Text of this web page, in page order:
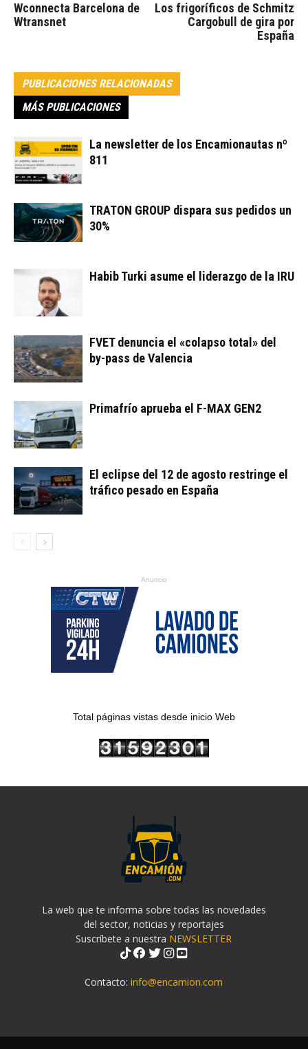
Wconnecta Barcelona de
Wtransnet
Los frigoríficos de Schmitz
Cargobull de gira por
España
PUBLICACIONES RELACIONADAS
MÁS PUBLICACIONES
La newsletter de los Encamionautas nº
811
TRATON GROUP dispara sus pedidos un
30%
Habib Turki asume el liderazgo de la IRU
FVET denuncia el «colapso total» del
by-pass de Valencia
Primafrío aprueba el F-MAX GEN2
El eclipse del 12 de agosto restringe el
tráfico pesado en España
Anuncio
Total páginas vistas desde inicio Web
La web que te informa sobre todas las novedades
del sector, noticias y reportajes
Suscríbete a nuestra NEWSLETTER
Contacto:info@encamion.com